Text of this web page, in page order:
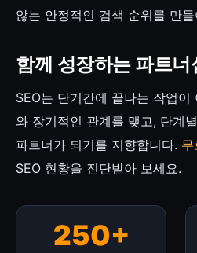
않는 안정적인 검색 순위를 만
함께 성장하는 파트너
SEO는 단기간에 끝나는 작업
와 장기적인 관계를 맺고, 단계
파트너가 되기를 지향합니다.
SEO 현황을 진단받아 보세요.
250+